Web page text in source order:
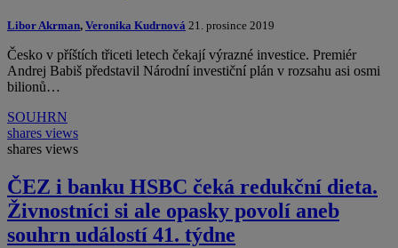
Libor Akrman, Veronika Kudrnová 21. prosince 2019
Česko v příštích třiceti letech čekají výrazné investice. Premiér
Andrej Babiš představil Národní investiční plán v rozsahu asi osmi
bilionů…
SOUHRN
shares views
shares views
ČEZ i banku HSBC čeká redukční dieta.
Živnostníci si ale opasky povolí aneb
souhrn událostí 41. týdne